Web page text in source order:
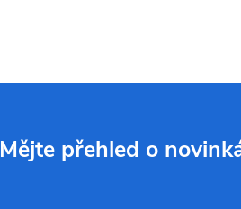
Mějte přehled o